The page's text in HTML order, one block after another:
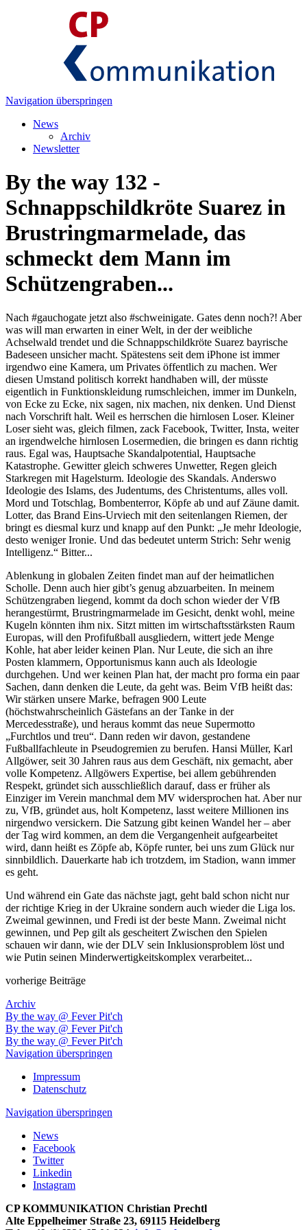
Navigation überspringen
News
Archiv
Newsletter
By the way 132 -
Schnappschildkröte Suarez in
Brustringmarmelade, das
schmeckt dem Mann im
Schützengraben...
Nach #gauchogate jetzt also #schweinigate. Gates denn noch?! Aber
was will man erwarten in einer Welt, in der der weibliche
Achselwald trendet und die Schnappschildkröte Suarez bayrische
Badeseen unsicher macht. Spätestens seit dem iPhone ist immer
irgendwo eine Kamera, um Privates öffentlich zu machen. Wer
diesen Umstand politisch korrekt handhaben will, der müsste
eigentlich in Funktionskleidung rumschleichen, immer im Dunkeln,
von Ecke zu Ecke, nix sagen, nix machen, nix denken. Und Dienst
nach Vorschrift halt. Weil es herrschen die hirnlosen Loser. Kleiner
Loser sieht was, gleich filmen, zack Facebook, Twitter, Insta, weiter
an irgendwelche hirnlosen Losermedien, die bringen es dann richtig
raus. Egal was, Hauptsache Skandalpotential, Hauptsache
Katastrophe. Gewitter gleich schweres Unwetter, Regen gleich
Starkregen mit Hagelsturm. Ideologie des Skandals. Anderswo
Ideologie des Islams, des Judentums, des Christentums, alles voll.
Mord und Totschlag, Bombenterror, Köpfe ab und auf Zäune damit.
Lotter, das Brand Eins-Urviech mit den seitenlangen Riemen, der
bringt es diesmal kurz und knapp auf den Punkt: „Je mehr Ideologie,
desto weniger Ironie. Und das bedeutet unterm Strich: Sehr wenig
Intelligenz.“ Bitter...
Ablenkung in globalen Zeiten findet man auf der heimatlichen
Scholle. Denn auch hier gibt’s genug abzuarbeiten. In meinem
Schützengraben liegend, kommt da doch schon wieder der VfB
herangestürmt, Brustringmarmelade im Gesicht, denkt wohl, meine
Kugeln könnten ihm nix. Sitzt mitten im wirtschaftsstärksten Raum
Europas, will den Profifußball ausgliedern, wittert jede Menge
Kohle, hat aber leider keinen Plan. Nur Leute, die sich an ihre
Posten klammern, Opportunismus kann auch als Ideologie
durchgehen. Und wer keinen Plan hat, der macht pro forma ein paar
Sachen, dann denken die Leute, da geht was. Beim VfB heißt das:
Wir stärken unsere Marke, befragen 900 Leute
(höchstwahrscheinlich Gästefans an der Tanke in der
Mercedesstraße), und heraus kommt das neue Supermotto
„Furchtlos und treu“. Dann reden wir davon, gestandene
Fußballfachleute in Pseudogremien zu berufen. Hansi Müller, Karl
Allgöwer, seit 30 Jahren raus aus dem Geschäft, nix gemacht, aber
volle Kompetenz. Allgöwers Expertise, bei allem gebührenden
Respekt, gründet sich ausschließlich darauf, dass er früher als
Einziger im Verein manchmal dem MV widersprochen hat. Aber nur
zu, VfB, gründet aus, holt Kompetenz, lasst weitere Millionen ins
nirgendwo versickern. Die Satzung gibt keinen Wandel her – aber
der Tag wird kommen, an dem die Vergangenheit aufgearbeitet
wird, dann heißt es Zöpfe ab, Köpfe runter, bei uns zum Glück nur
sinnbildlich. Dauerkarte hab ich trotzdem, im Stadion, wann immer
es geht.
Und während ein Gate das nächste jagt, geht bald schon nicht nur
der richtige Krieg in der Ukraine sondern auch wieder die Liga los.
Zweimal gewinnen, und Fredi ist der beste Mann. Zweimal nicht
gewinnen, und Pep gilt als gescheitert Zwischen den Spielen
schauen wir dann, wie der DLV sein Inklusionsproblem löst und
wie Putin seinen Minderwertigkeitskomplex verarbeitet...
vorherige Beiträge
Archiv
By the way @ Fever Pit'ch
By the way @ Fever Pit'ch
By the way @ Fever Pit'ch
Navigation überspringen
Impressum
Datenschutz
Navigation überspringen
News
Facebook
Twitter
Linkedin
Instagram
CP KOMMUNIKATION Christian Prechtl
Alte Eppelheimer Straße 23, 69115 Heidelberg